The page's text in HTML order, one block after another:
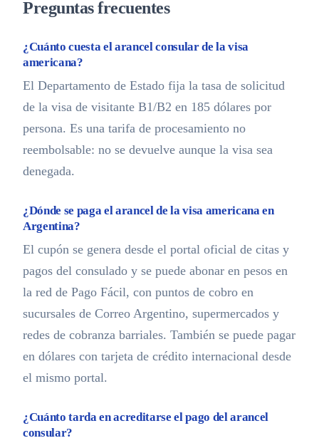
Preguntas frecuentes
¿Cuánto cuesta el arancel consular de la visa
americana?
El Departamento de Estado fija la tasa de solicitud
de la visa de visitante B1/B2 en 185 dólares por
persona. Es una tarifa de procesamiento no
reembolsable: no se devuelve aunque la visa sea
denegada.
¿Dónde se paga el arancel de la visa americana en
Argentina?
El cupón se genera desde el portal oficial de citas y
pagos del consulado y se puede abonar en pesos en
la red de Pago Fácil, con puntos de cobro en
sucursales de Correo Argentino, supermercados y
redes de cobranza barriales. También se puede pagar
en dólares con tarjeta de crédito internacional desde
el mismo portal.
¿Cuánto tarda en acreditarse el pago del arancel
consular?